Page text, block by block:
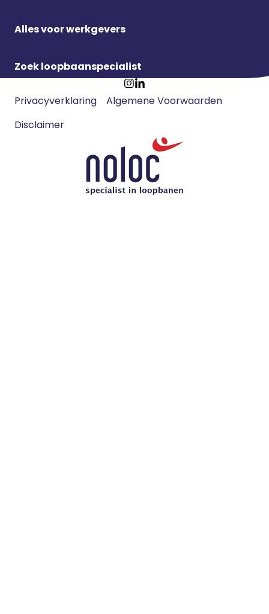
Alles voor werkgevers
Zoek loopbaanspecialist
GaGa
Footer
navigatie
Privacyverklaring
Algemene Voorwaarden
Disclaimer